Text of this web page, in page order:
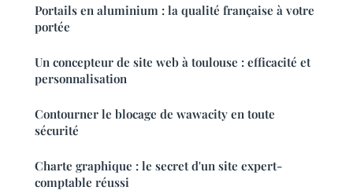
Portails en aluminium : la qualité française à votre
portée
Un concepteur de site web à toulouse : efficacité et
personnalisation
Contourner le blocage de wawacity en toute
sécurité
Charte graphique : le secret d'un site expert-
comptable réussi